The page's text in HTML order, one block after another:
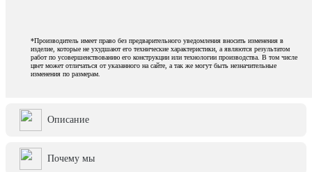
*Производитель имеет право без предварительного уведомления вносить изменения в
изделие, которые не ухудшают его технические характеристики, а являются результатом
работ по усовершенствованию его конструкции или технологии производства. В том числе
цвет может отличаться от указанного на сайте, а так же могут быть незначительные
изменения по размерам.
Описание
Почему мы